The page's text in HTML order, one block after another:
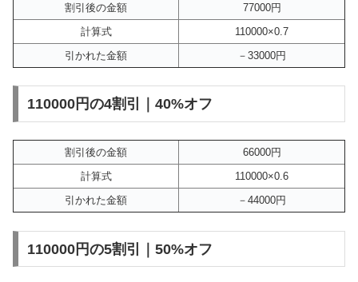
割引後の金額
77000円
計算式
110000×0.7
引かれた金額
－33000円
110000円の4割引｜40%オフ
割引後の金額
66000円
計算式
110000×0.6
引かれた金額
－44000円
110000円の5割引｜50%オフ